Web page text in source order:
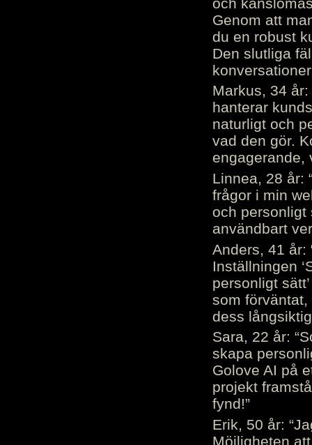
Genom att
du en robust
Den slutliga
Markus, 34
hanterar
naturligt och
vad den gör.
engagerande,
Linnea, 28 år:
frågor i min
och personligt
användbart
Anders, 41 år:
Inställningen
personligt
som
dess
Sara, 22 år:
skapa
Golove AI på
projekt
fynd!”
Erik, 50 år:
Möjligheten